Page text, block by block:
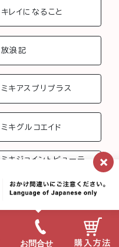
キレイになること
放浪記
ミキアスプリプラス
ミキグルコエイド
ミキジョイントビューテ
ミキフローライフ トリニ
ティ
みらいげんき
×
お問合せ 購入方法